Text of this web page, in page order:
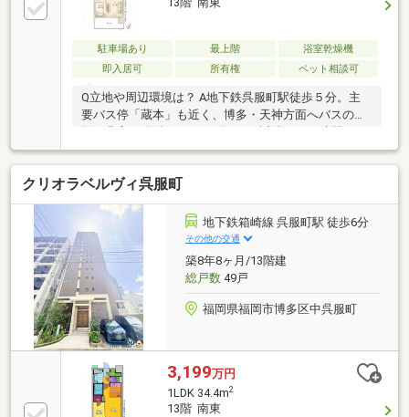
駐車場あり 最上階
浴室乾燥機
即入居可
所有権 ペット相談可
Q立地や周辺環境は？ A地下鉄呉服町駅徒歩５分。主
要バス停「蔵本」も近く、博多・天神方面へバスの本
パーもあり、忙しい単身の方にも安心の住環境と言え
ます。Qお部屋の魅力は？ A１３階建の最上階、南東
向きにつき陽当りと開放感が良好です。２０１８年築
で室内も綺麗。ネット使用料が管理費に含まれてお
り、月々のランニングコストを抑えられる点も評価で
きます。Qプロとして気になるところは？ A３４平米
とコンパクトなため、家具のサイズ選びには工夫が必
要です。また都心部に位置するため、バルコニーに出
た際の周辺の音や雰囲気は、現地で必ずご確認くださ
い。
クリオラベルヴィ呉服町
地下鉄箱崎線 呉服町駅 徒歩6分
その他の交通
築8年8ヶ月/13階建
総戸数49戸
福岡県福岡市博多区中呉服町
3,199万円
1LDK 34.4m2
13階 南東